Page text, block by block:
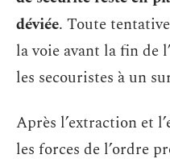
déviée. Toute
la voie avant la fin de
les secouristes à un
Après l’extraction et
les forces de l’ordre